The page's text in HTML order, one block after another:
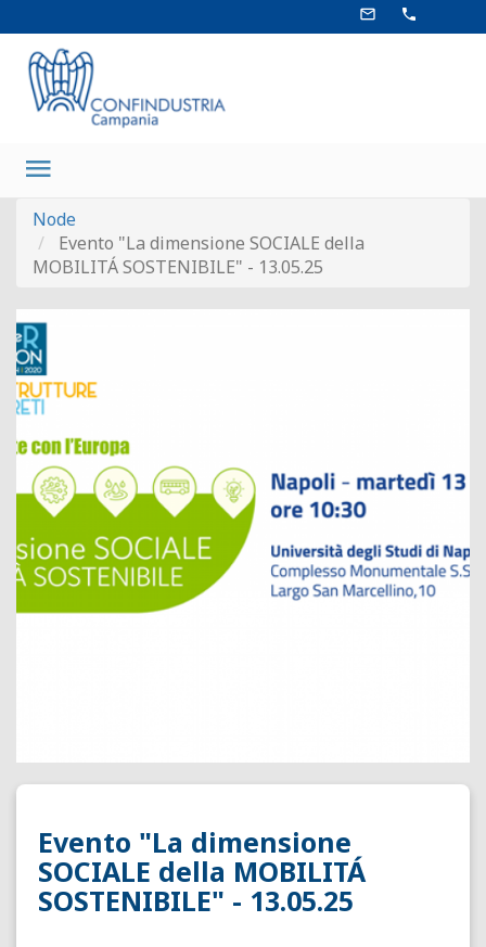
al
contenuto
principale
mail_outline phone
Main
navigation
Node
Evento "La dimensione SOCIALE della
MOBILITÁ SOSTENIBILE" - 13.05.25
Evento "La dimensione
SOCIALE della MOBILITÁ
SOSTENIBILE" - 13.05.25